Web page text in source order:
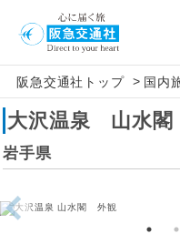
阪急交通社トップ > 国内
大沢温泉 山水閣
岩手県